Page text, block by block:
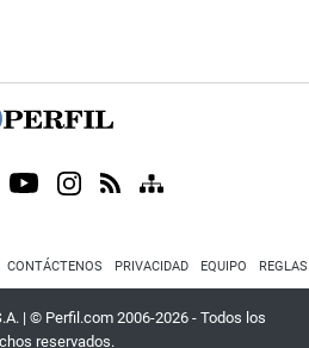
CONTÁCTENOS PRIVACIDAD EQUIPO
| © Perfil.com 2006-2026 - Todos los
reservados.